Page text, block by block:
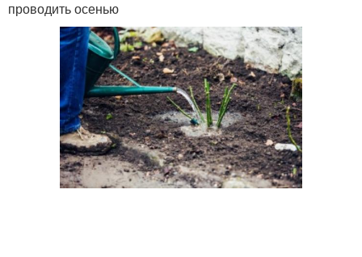
проводить осенью